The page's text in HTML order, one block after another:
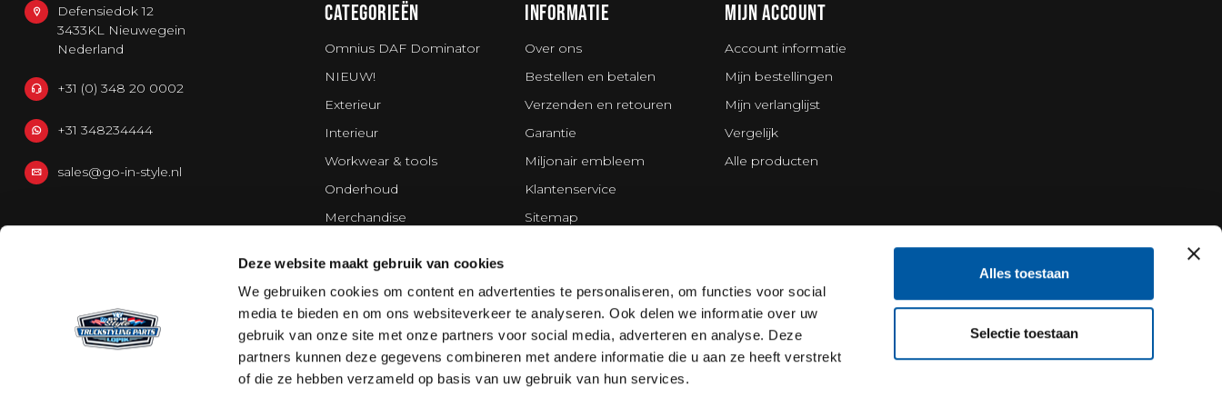
Deze website maakt gebruik van cookies
We gebruiken cookies om content en advertenties te personaliseren, om functies voor social
media te bieden en om ons websiteverkeer te analyseren. Ook delen we informatie over uw
gebruik van onze site met onze partners voor social media, adverteren en analyse. Deze
partners kunnen deze gegevens combineren met andere informatie die u aan ze heeft verstrekt
of die ze hebben verzameld op basis van uw gebruik van hun services.
Alles toestaan
Selectie toestaan
Defensiedok 12
3433KL Nieuwegein
Nederland
+31 (0) 348 20 0002
+31 348234444
sales@go-in-style.nl
CATEGORIEËN
Omnius DAF Dominator
NIEUW!
Exterieur
Interieur
Workwear & tools
Onderhoud
Merchandise
Strands Lighting Division
INFORMATIE
Over ons
Bestellen en betalen
Verzenden en retouren
Garantie
Miljonair embleem
Klantenservice
Sitemap
Algemene voorwaarden
Cookie policy
MIJN ACCOUNT
Account informatie
Mijn bestellingen
Mijn verlanglijst
Vergelijk
Alle producten